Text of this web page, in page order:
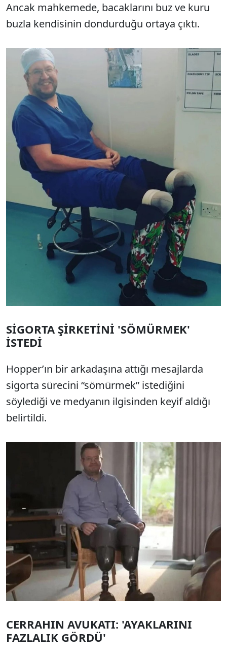
Ancak mahkemede, bacaklarını buz ve kuru
buzla kendisinin dondurduğu ortaya çıktı.
SİGORTA ŞİRKETİNİ 'SÖMÜRMEK'
İSTEDİ
Hopper’ın bir arkadaşına attığı mesajlarda
sigorta sürecini “sömürmek” istediğini
söylediği ve medyanın ilgisinden keyif aldığı
belirtildi.
CERRAHIN AVUKATI: 'AYAKLARINI
FAZLALIK GÖRDÜ'